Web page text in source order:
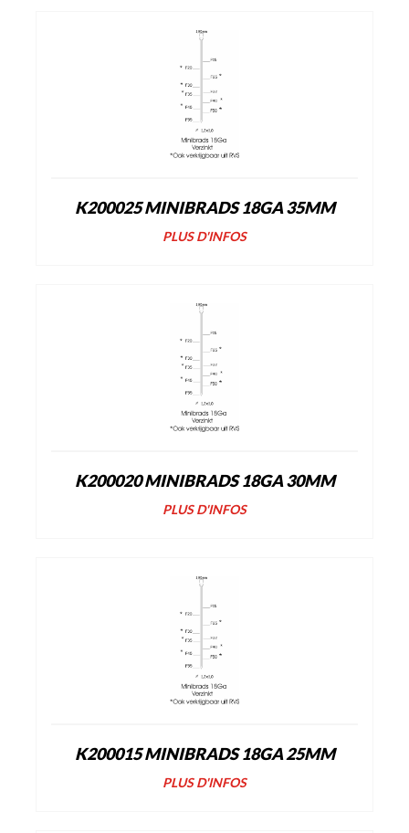
K200025 MINIBRADS 18GA 35MM
PLUS D'INFOS
K200020 MINIBRADS 18GA 30MM
PLUS D'INFOS
K200015 MINIBRADS 18GA 25MM
PLUS D'INFOS